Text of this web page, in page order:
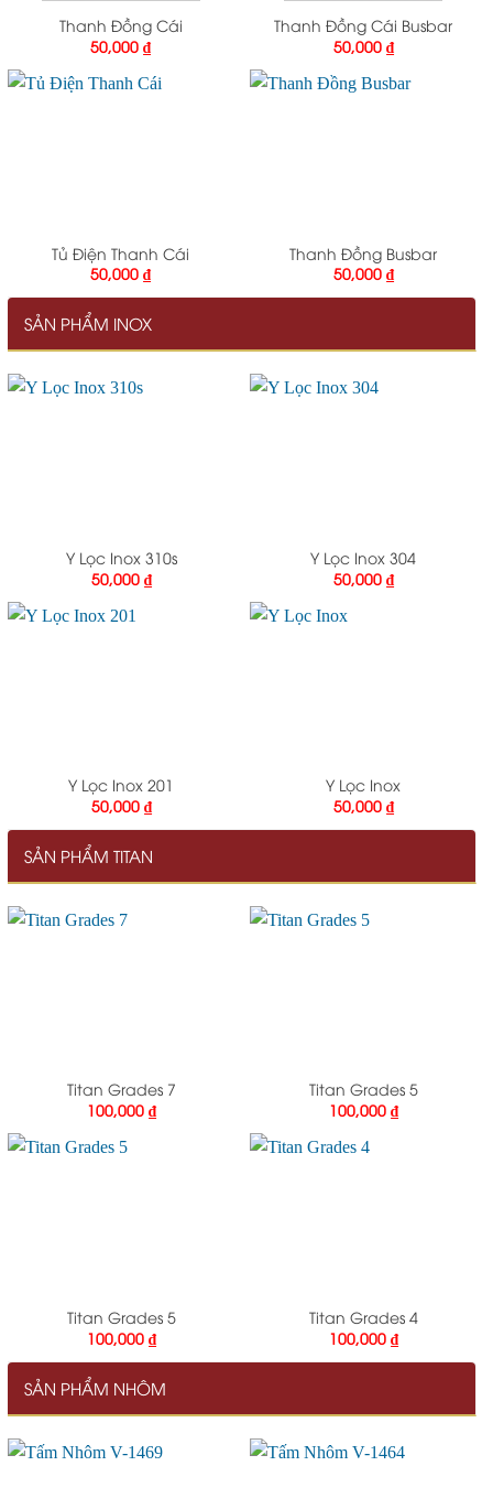
Thanh Đồng Cái
50,000₫
Thanh Đồng Cái Busbar
50,000 ₫
Tủ Điện Thanh Cái
50,000₫
Thanh Đồng Busbar
50,000 ₫
SẢN PHẨM INOX
Y Lọc Inox 310s
50,000 ₫
Y Lọc Inox 304
50,000 ₫
Y Lọc Inox 201
50,000 ₫
Y Lọc Inox
50,000 ₫
SẢN PHẨM TITAN
Titan Grades 7
100,000 ₫
Titan Grades 5
100,000 ₫
Titan Grades 5
100,000 ₫
Titan Grades 4
100,000 ₫
SẢN PHẨM NHÔM